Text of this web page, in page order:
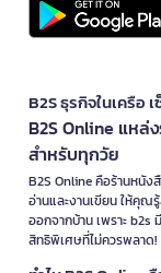
B2S ธุรกิจในเครือ
B2S Online แหล่
สำหรับทุกวัย
B2S Online คือร้านหนัง
อ่านและงานเขียน ให้คุณ
ออกจากบ้าน เพราะ
สิทธิพิเศษที่ไม่ควรพลาด!